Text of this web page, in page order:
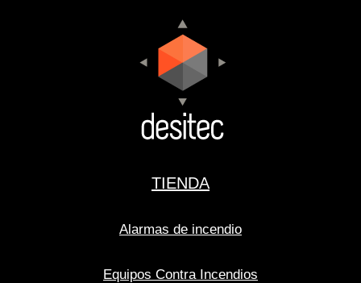
TIENDA
Alarmas de incendio
Equipos Contra Incendios